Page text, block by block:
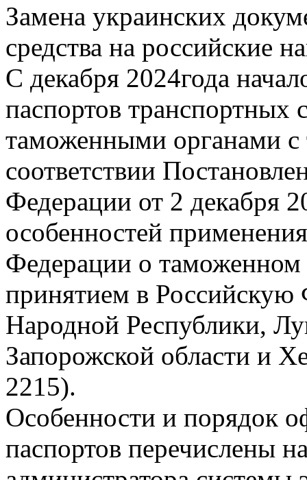
Замена украинских
средства на российские
С декабря 2024года
паспортов
таможенными органами с
соответствии
Федерации от 2 декабря
особенностей
Федерации о таможенном
принятием в
Народной Республики,
Запорожской области и
2215).
Особенности и порядок
паспортов перечислены